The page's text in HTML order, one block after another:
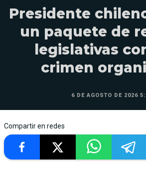
Presidente
un paquete de
legislativas
crimen
6 DE AGOSTO DE 2026
Compartir en redes